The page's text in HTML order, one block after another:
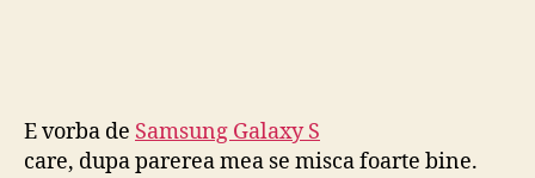
E vorba de Samsung Galaxy S
care, dupa parerea mea se misca foarte bine.